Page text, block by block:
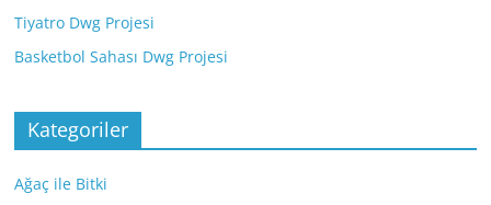
Tiyatro Dwg Projesi
Basketbol Sahası Dwg Projesi
Kategoriler
Ağaç ile Bitki